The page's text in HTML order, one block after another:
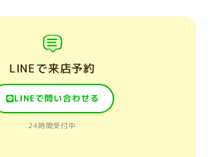
LINEで来店予約
LINEで問い合わせる
24時間受付中